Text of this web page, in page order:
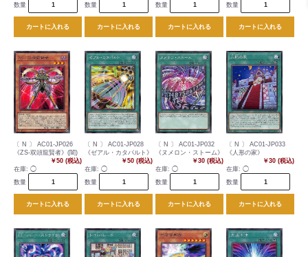
数量
カートに入れる
数量
カートに入れる
数量
カートに入れる
数量
カートに入れる
〔 N 〕 AC01-JP026
《ZS-双頭龍賢者》(闇)
￥50 (税込)
在庫: ◯
数量
カートに入れる
〔 N 〕 AC01-JP028
《ゼアル・カタパルト》
￥50 (税込)
在庫: ◯
数量
カートに入れる
〔 N 〕 AC01-JP032
《ヌメロン・ストーム》
￥30 (税込)
在庫: ◯
数量
カートに入れる
〔 N 〕 AC01-JP033
《人形の家》
￥30 (税込)
在庫: ◯
数量
カートに入れる